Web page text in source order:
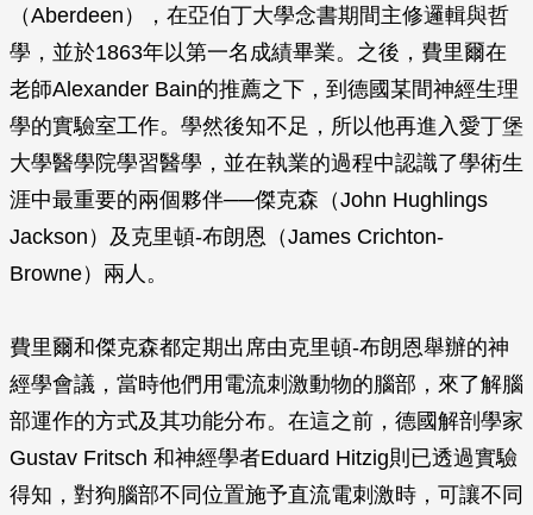
（Aberdeen），在亞伯丁大學念書期間主修邏輯與哲
學，並於1863年以第一名成績畢業。之後，費里爾在
老師Alexander Bain的推薦之下，到德國某間神經生理
學的實驗室工作。學然後知不足，所以他再進入愛丁堡
大學醫學院學習醫學，並在執業的過程中認識了學術生
涯中最重要的兩個夥伴──傑克森（John Hughlings
Jackson）及克里頓-布朗恩（James Crichton-
Browne）兩人。
費里爾和傑克森都定期出席由克里頓-布朗恩舉辦的神
經學會議，當時他們用電流刺激動物的腦部，來了解腦
部運作的方式及其功能分布。在這之前，德國解剖學家
Gustav Fritsch 和神經學者Eduard Hitzig則已透過實驗
得知，對狗腦部不同位置施予直流電刺激時，可讓不同